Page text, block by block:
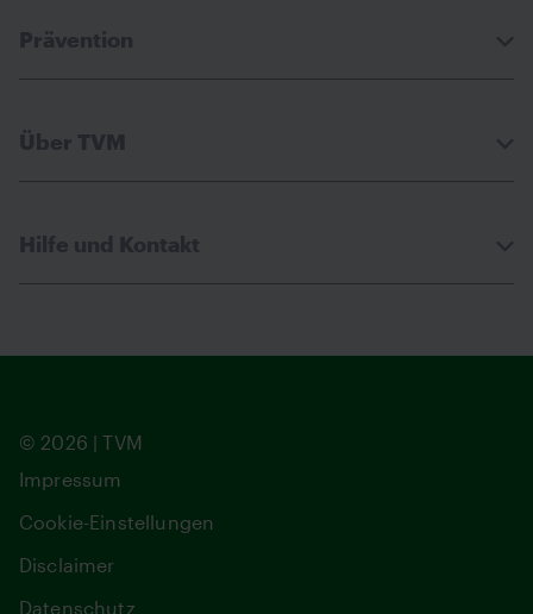
Prävention
Über TVM
Hilfe und Kontakt
© 2026 | TVM
Impressum
Cookie-Einstellungen
Disclaimer
Datenschutz